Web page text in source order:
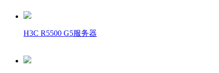
H3C R5500 G5服务器